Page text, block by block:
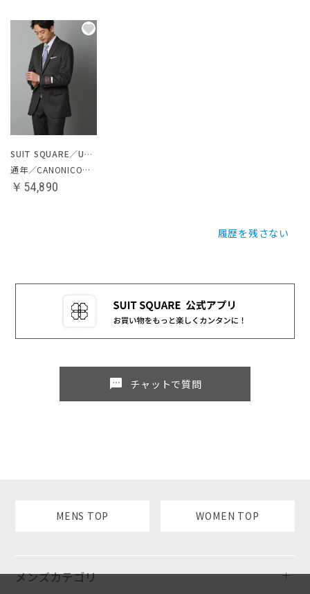
SUIT SQUARE／UNIVERSAL LANGUAGE
通年／CANONICO／スーツ
￥54,890
履歴を残さない
sms チャットで質問
MENS TOP WOMEN TOP
メンズカテゴリ